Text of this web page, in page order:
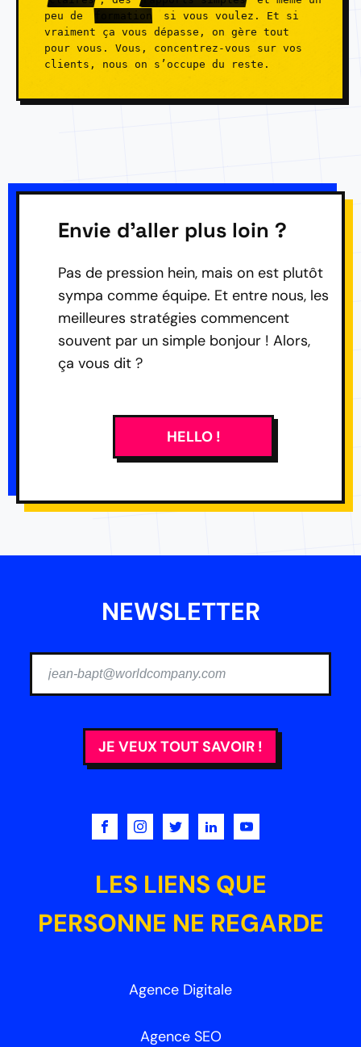
peu de
formation
si vous voulez. Et si
vraiment ça vous dépasse, on gère tout
pour vous. Vous, concentrez-vous sur vos
clients, nous on s’occupe du reste.
Envie d'aller plus loin ?
Pas de pression hein, mais on est plutôt
sympa comme équipe. Et entre nous, les
meilleures stratégies commencent
souvent par un simple bonjour ! Alors,
ça vous dit ?
HELLO !
NEWSLETTER
JE VEUX TOUT SAVOIR !
LES LIENS QUE
PERSONNE NE REGARDE
Agence Digitale
Agence SEO